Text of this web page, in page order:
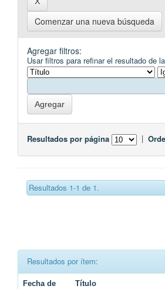
Comenzar una nueva búsqueda
Agregar filtros:
Usar filtros para refinar el resultado de
Resultados por página |
Resultados 1-1 de 1.
Resultados por ítem:
Fecha de
Título